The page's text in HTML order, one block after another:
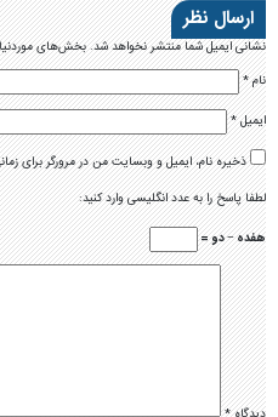
ارسال نظر
نشانی ایمیل شما منتشر نخواهد شد.بخش‌های
نام*
ایمیل*
ذخیره نام، ایمیل و وبسایت من در مرورگر برای
لطفا پاسخ را به عدد انگلیسی وارد کنید:
هفده − دو =